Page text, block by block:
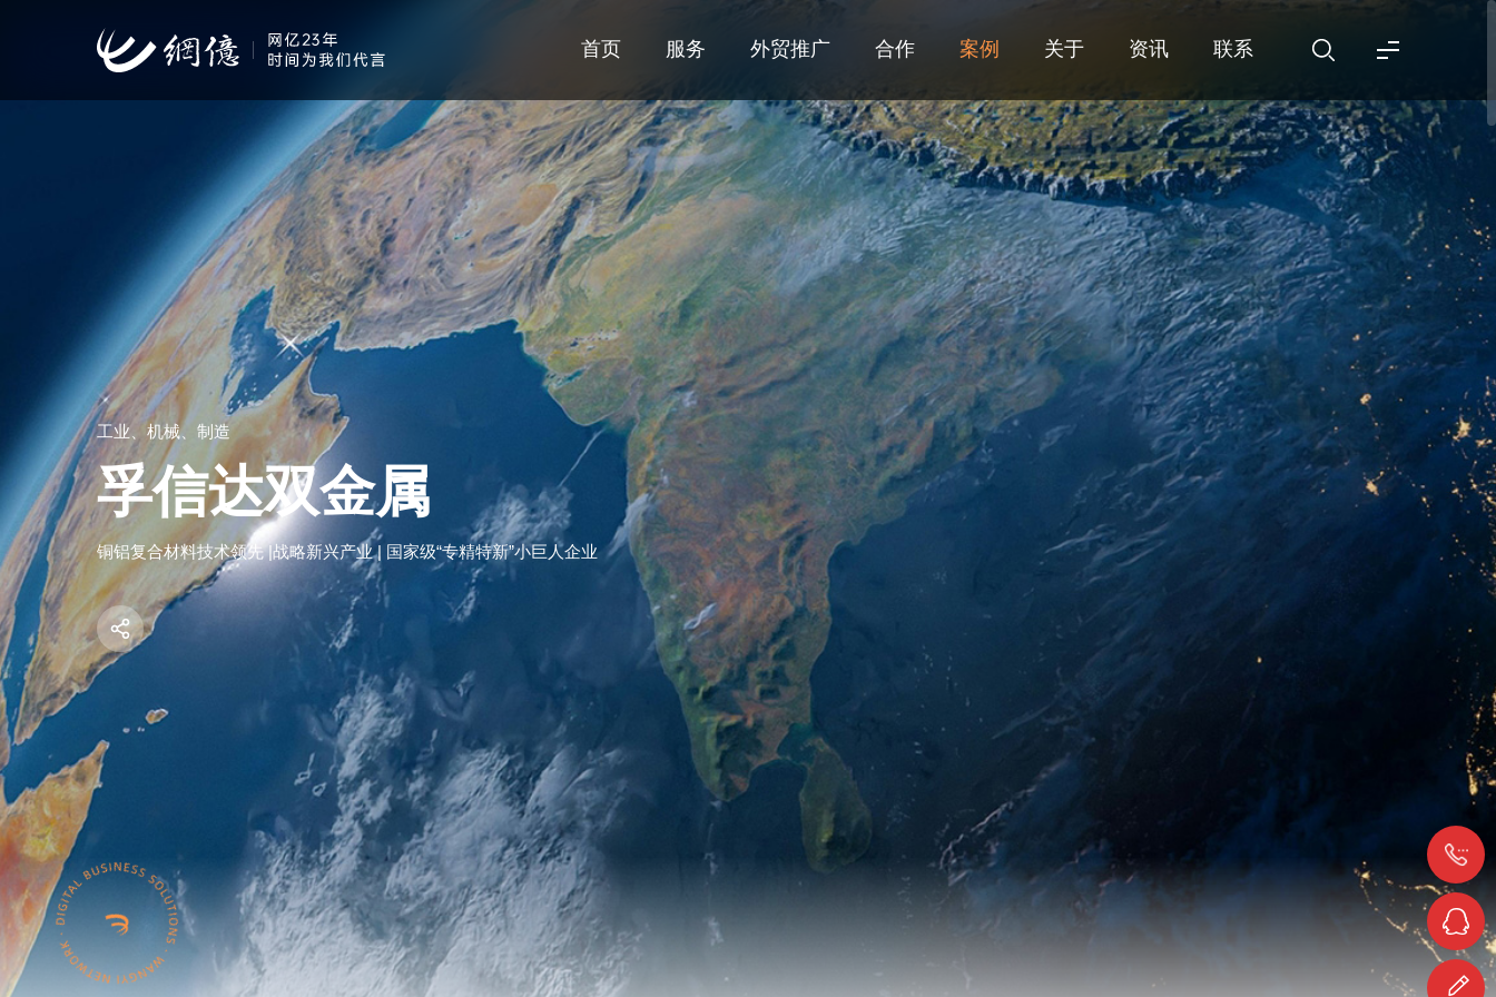
首页 服务 外贸推广 合作 案例 关于 资讯 联系
工业、机械、制造
孚信达双金属
铜铝复合材料技术领先 |战略新兴产业 | 国家级“专精特新”小巨人企业